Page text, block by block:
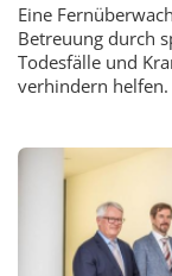
Eine
Betreuung durch
Todesfälle und
verhindern helfen.